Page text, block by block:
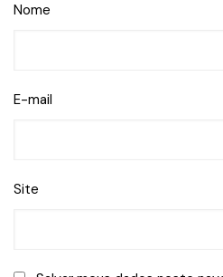
Nome
E-mail
Site